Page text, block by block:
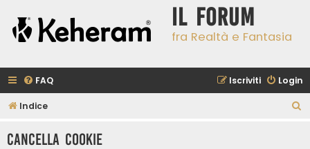
Il Forum
fra Realtà e Fantasia
FAQ Login
Iscriviti
Indice
Cancella cookie